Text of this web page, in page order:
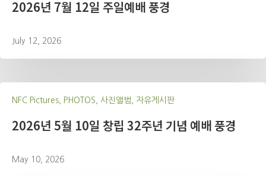
2026년 7월 12일 주일예배 풍경
July 12, 2026
NFC Pictures, PHOTOS, 사진앨범, 자유게시판
2026년 5월 10일 창립 32주년 기념 예배 풍경
May 10, 2026